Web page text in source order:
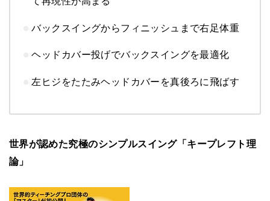
バックスイングからフィニッシュまで右足体重
ヘッドカバー投げでバックスイングを最適化
左ヒジをたたみヘッドカバーを真後ろに飛ばす
世界が認めた究極のシンプルスイング「キープレフト理
論」